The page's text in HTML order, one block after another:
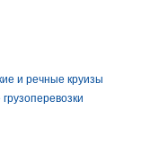
и речные круизы